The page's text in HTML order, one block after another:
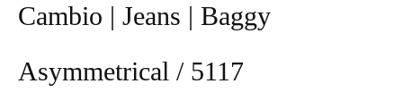
Cambio | Jeans | Baggy
Asymmetrical / 5117